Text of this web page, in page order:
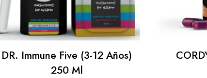
DR. Immune Five (3-12 Años)
250 Ml